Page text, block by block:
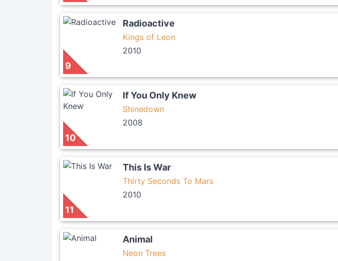
9
Radioactive
Kings of Leon
2010
10
If You Only Knew
Shinedown
2008
11
This Is War
Thirty Seconds To Mars
2010
Animal
Neon Trees